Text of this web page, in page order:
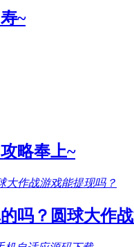
~
略奉上~
吗？圆球大作